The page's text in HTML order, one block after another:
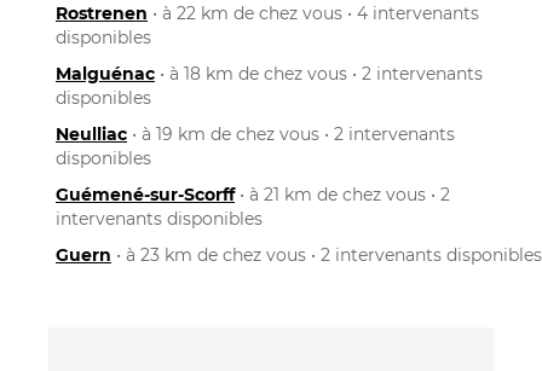
Rostrenen • à 22 km de chez vous • 4 intervenants
disponibles
Malguénac • à 18 km de chez vous • 2 intervenants
disponibles
Neulliac • à 19 km de chez vous • 2 intervenants
disponibles
Guémené-sur-Scorff• à 21 km de chez vous • 2
intervenants disponibles
Guern • à 23 km de chez vous • 2 intervenants disponibles